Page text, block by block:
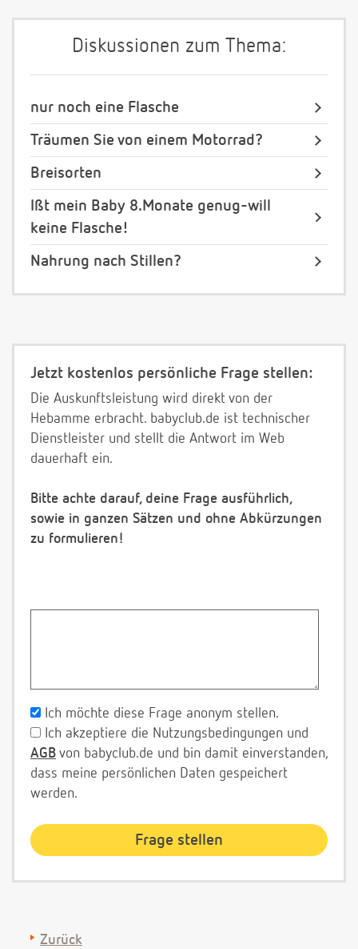
Diskussionen zum Thema:
nur noch eine Flasche
Träumen Sie von einem Motorrad?
Breisorten
Ißt mein Baby 8.Monate genug-will
keine Flasche!
Nahrung nach Stillen?
Jetzt kostenlos persönliche Frage stellen:
Die Auskunftsleistung wird direkt von der
Hebamme erbracht. babyclub.de ist technischer
Dienstleister und stellt die Antwort im Web
dauerhaft ein.
Bitte achte darauf, deine Frage ausführlich,
sowie in ganzen Sätzen und ohne Abkürzungen
zu formulieren!
Ich möchte diese Frage anonym stellen.
Ich akzeptiere die Nutzungsbedingungen und
AGB von babyclub.de und bin damit einverstanden,
dass meine persönlichen Daten gespeichert
werden.
Zurück